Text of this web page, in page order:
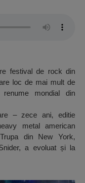
festival de rock din
loc de mai mult de
mondial din
– zece ani, editie
metal american
din New York,
a evoluat și la